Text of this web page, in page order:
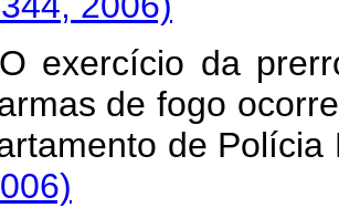
exercício da
de fogo
de